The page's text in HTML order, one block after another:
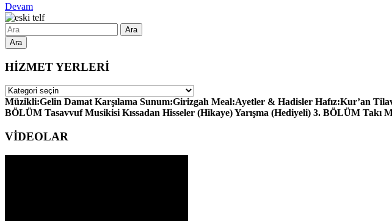
Devam
Ara
HİZMET YERLERİ
HİZMET
YERLERİ
Müzikli:Gelin Damat Karşılama Sunum:Girizgah Meal:Ayetler & Hadisler Hafız:Kur’an
BÖLÜM Tasavvuf Musikisi Kıssadan Hisseler (Hikaye) Yarışma (Hediyeli) 3. BÖLÜM Takı
VİDEOLAR